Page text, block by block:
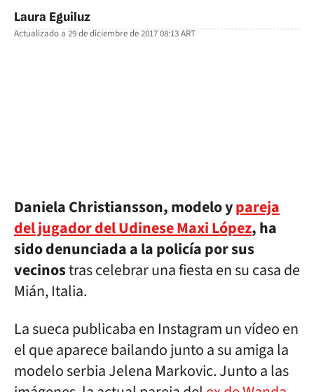
Laura Eguiluz
Actualizado a29 de diciembre de 2017 08:13ART
Daniela Christiansson, modelo ypareja
del jugador del Udinese Maxi López, ha
sido denunciada a la policía por sus
vecinostras celebrar una fiesta en su casa de
Mián, Italia.
La sueca publicaba en Instagram un vídeo en
el que aparece bailando junto a su amiga la
modelo serbia Jelena Markovic. Junto a las